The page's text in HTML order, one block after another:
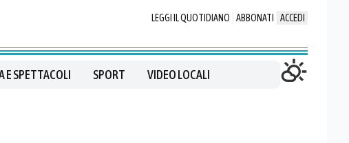
LEGGI IL QUOTIDIANO ABBONATI ACCEDI
E SPETTACOLI SPORT VIDEO LOCALI